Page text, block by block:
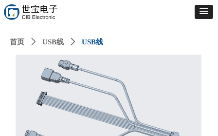
首页 ꄲ USB线 ꄲ USB线